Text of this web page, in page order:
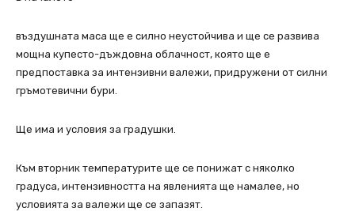
въздушната маса ще е силно неустойчива и ще се развива
мощна купесто-дъждовна облачност, която ще е
предпоставка за интензивни валежи, придружени от силни
гръмотевични бури.
Ще има и условия за градушки.
Към вторник температурите ще се понижат с няколко
градуса, интензивността на явленията ще намалее, но
условията за валежи ще се запазят.